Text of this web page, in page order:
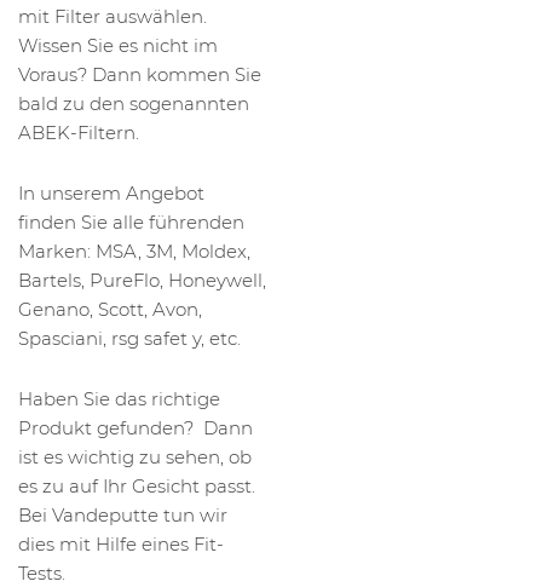
mit Filter auswählen.
Wissen Sie es nicht im
Voraus? Dann kommen Sie
bald zu den sogenannten
ABEK-Filtern.
In unserem Angebot
finden Sie alle führenden
Marken: MSA, 3M, Moldex,
Bartels, PureFlo, Honeywell,
Genano, Scott, Avon,
Spasciani, rsg safet y, etc.
Haben Sie das richtige
Produkt gefunden? Dann
ist es wichtig zu sehen, ob
es zu auf Ihr Gesicht passt.
Bei Vandeputte tun wir
dies mit Hilfe eines Fit-
Tests.